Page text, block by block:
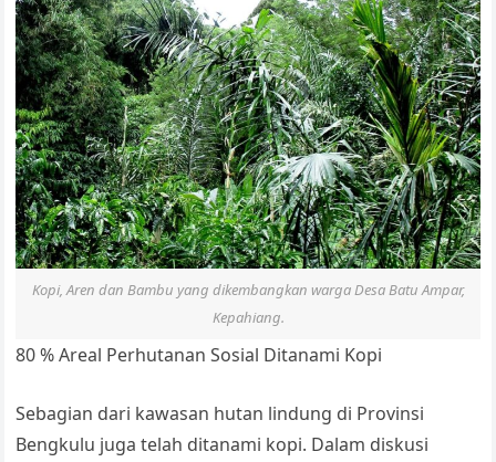
Kopi, Aren dan Bambu yang dikembangkan warga Desa Batu Ampar,
Kepahiang.
80 % Areal Perhutanan Sosial Ditanami Kopi
Sebagian dari kawasan hutan lindung di Provinsi
Bengkulu juga telah ditanami kopi. Dalam diskusi